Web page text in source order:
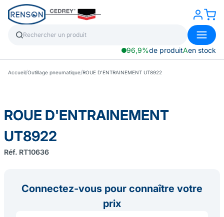
96,9%de produitAen stock
Accueil/Outillage pneumatique/ROUE D'ENTRAINEMENT UT8922
ROUE D'ENTRAINEMENT
UT8922
Réf. RT10636
Connectez-vous pour connaître votre
prix